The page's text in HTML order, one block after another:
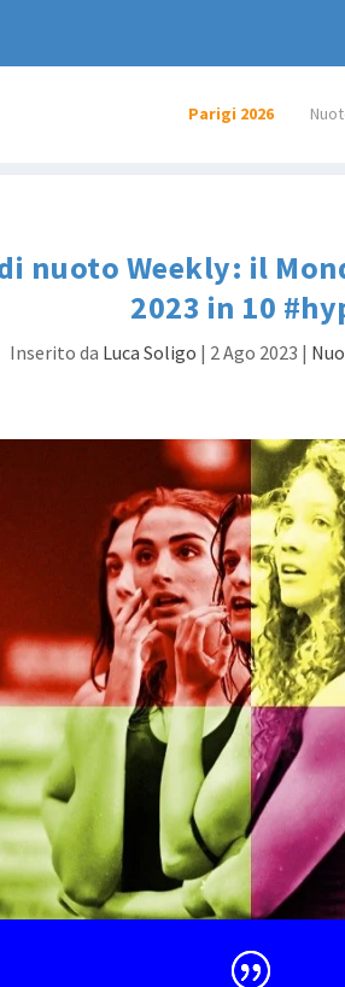
Parigi 2026
nuoto Weekly: il
2023 in 10
Inserito da Luca Soligo | 2 Ago 2023 |